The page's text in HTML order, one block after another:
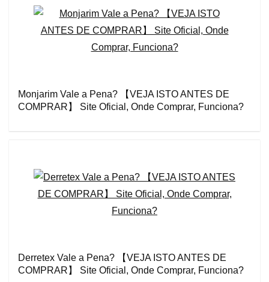
Monjarim Vale a Pena? 【VEJA ISTO ANTES DE
COMPRAR】 Site Oficial, Onde Comprar, Funciona?
Derretex Vale a Pena? 【VEJA ISTO ANTES DE
COMPRAR】 Site Oficial, Onde Comprar, Funciona?